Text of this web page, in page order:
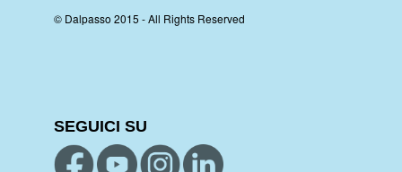
© Dalpasso 2015 - All Rights Reserved
SEGUICI SU